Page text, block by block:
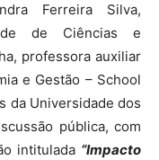
Ferreira Silva,
de Ciências e
professora auxiliar
e Gestão – School
da Universidade dos
pública, com
intitulada “Impacto